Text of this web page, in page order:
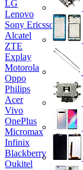
LG
Lenovo
Sony Ericsson
Alcatel
ZTE
Explay
Motorola
Oppo
Philips
Acer
Vivo
OnePlus
Micromax
Infinix
Blackberry
Oukitel